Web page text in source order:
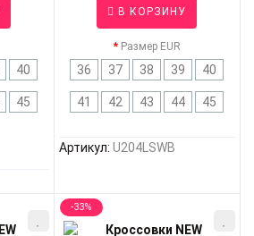
40
45
В КОРЗИНУ
Размер EUR
36 37 38 39 40
41 42 43 44 45
Артикул: U204LSWB
-33%